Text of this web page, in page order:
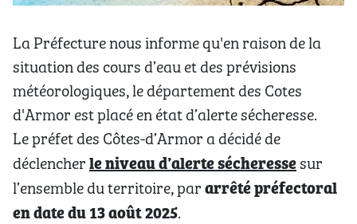
La Préfecture nous informe qu'en raison de la
situation des cours d’eau et des prévisions
météorologiques, le département des Cotes
d'Armor est placé en état d’alerte sécheresse.
Le préfet des Côtes-d’Armor a décidé de
déclencherle niveau d’alerte sécheressesur
l’ensemble du territoire, pararrêté préfectoral
en date du 13 août 2025.